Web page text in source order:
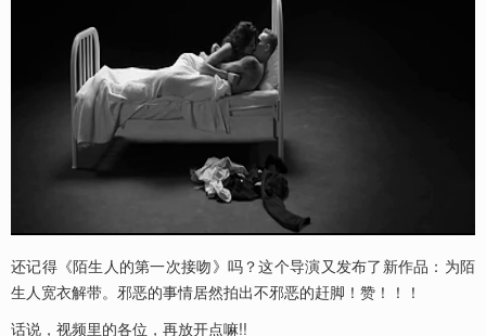
还记得《陌生人的第一次接吻》吗？这个导演又发布了新作品：为陌
生人宽衣解带。邪恶的事情居然拍出不邪恶的赶脚！赞！！！
话说，视频里的各位，再放开点嘛!!